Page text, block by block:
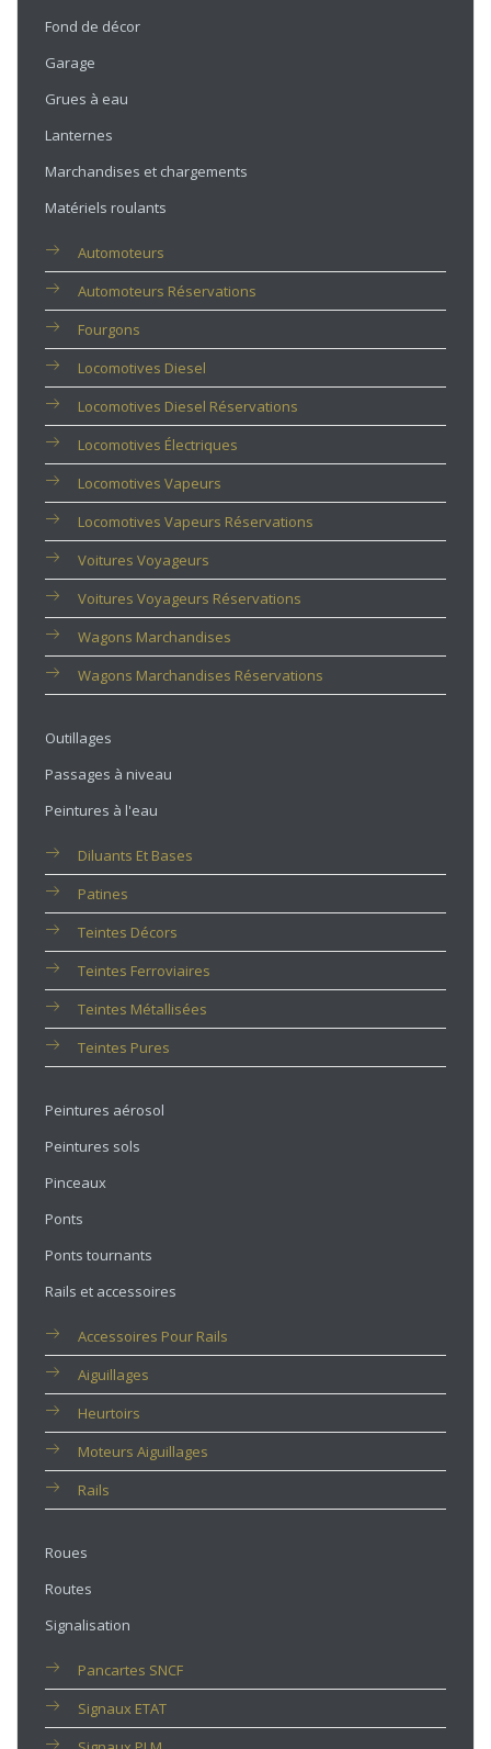
Fond de décor
Garage
Grues à eau
Lanternes
Marchandises et chargements
Matériels roulants
Automoteurs
Automoteurs Réservations
Fourgons
Locomotives Diesel
Locomotives Diesel Réservations
Locomotives Électriques
Locomotives Vapeurs
Locomotives Vapeurs Réservations
Voitures Voyageurs
Voitures Voyageurs Réservations
Wagons Marchandises
Wagons Marchandises Réservations
Outillages
Passages à niveau
Peintures à l'eau
Diluants Et Bases
Patines
Teintes Décors
Teintes Ferroviaires
Teintes Métallisées
Teintes Pures
Peintures aérosol
Peintures sols
Pinceaux
Ponts
Ponts tournants
Rails et accessoires
Accessoires Pour Rails
Aiguillages
Heurtoirs
Moteurs Aiguillages
Rails
Roues
Routes
Signalisation
Pancartes SNCF
Signaux ETAT